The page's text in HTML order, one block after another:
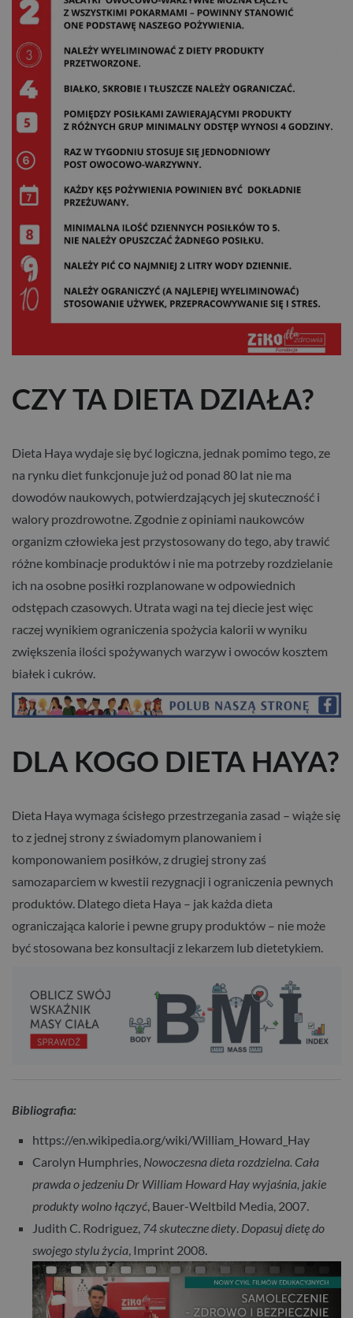
CZY TA DIETA DZIAŁA?
Dieta Haya wydaje się być logiczna, jednak pomimo tego, ze
na rynku diet funkcjonuje już od ponad 80 lat nie ma
dowodów naukowych, potwierdzających jej skuteczność i
walory prozdrowotne. Zgodnie z opiniami naukowców
organizm człowieka jest przystosowany do tego, aby trawić
różne kombinacje produktów i nie ma potrzeby rozdzielanie
ich na osobne posiłki rozplanowane w odpowiednich
odstępach czasowych. Utrata wagi na tej diecie jest więc
raczej wynikiem ograniczenia spożycia kalorii w wyniku
zwiększenia ilości spożywanych warzyw i owoców kosztem
białek i cukrów.
DLA KOGO DIETA HAYA?
Dieta Haya wymaga ścisłego przestrzegania zasad – wiąże się
to z jednej strony z świadomym planowaniem i
komponowaniem posiłków, z drugiej strony zaś
samozaparciem w kwestii rezygnacji i ograniczenia pewnych
produktów. Dlatego dieta Haya – jak każda dieta
ograniczająca kalorie i pewne grupy produktów – nie może
być stosowana bez konsultacji z lekarzem lub dietetykiem.
Bibliografia:
https://en.wikipedia.org/wiki/William_Howard_Hay
Carolyn Humphries, Nowoczesna dieta rozdzielna. Cała
prawda o jedzeniu Dr William Howard Hay wyjaśnia, jakie
produkty wolno łączyć, Bauer-Weltbild Media, 2007.
Judith C. Rodriguez, 74 skuteczne diety. Dopasuj dietę do
swojego stylu życia, Imprint 2008.